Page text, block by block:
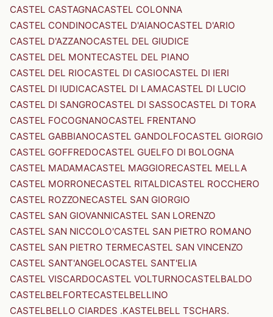
CASTEL CASTAGNACASTEL COLONNA
CASTEL CONDINOCASTEL D'AIANOCASTEL D'ARIO
CASTEL D'AZZANOCASTEL DEL GIUDICE
CASTEL DEL MONTECASTEL DEL PIANO
CASTEL DEL RIOCASTEL DI CASIOCASTEL DI IERI
CASTEL DI IUDICACASTEL DI LAMACASTEL DI LUCIO
CASTEL DI SANGROCASTEL DI SASSOCASTEL DI TORA
CASTEL FOCOGNANOCASTEL FRENTANO
CASTEL GABBIANOCASTEL GANDOLFOCASTEL GIORGIO
CASTEL GOFFREDOCASTEL GUELFO DI BOLOGNA
CASTEL MADAMACASTEL MAGGIORECASTEL MELLA
CASTEL MORRONECASTEL RITALDICASTEL ROCCHERO
CASTEL ROZZONECASTEL SAN GIORGIO
CASTEL SAN GIOVANNICASTEL SAN LORENZO
CASTEL SAN NICCOLO'CASTEL SAN PIETRO ROMANO
CASTEL SAN PIETRO TERMECASTEL SAN VINCENZO
CASTEL SANT'ANGELOCASTEL SANT'ELIA
CASTEL VISCARDOCASTEL VOLTURNOCASTELBALDO
CASTELBELFORTECASTELBELLINO
CASTELBELLO CIARDES .KASTELBELL TSCHARS.